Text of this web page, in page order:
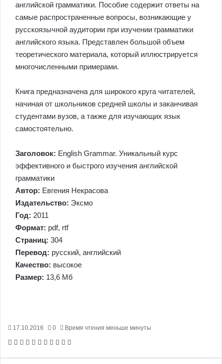
английской грамматики. Пособие содержит ответы на
самые распространенные вопросы, возникающие у
русскоязычной аудитории при изучении грамматики
английского языка. Представлен большой объем
теоретического материала, который иллюстрируется
многочисленными примерами.
Книга предназначена для широкого круга читателей,
начиная от школьников средней школы и заканчивая
студентами вузов, а также для изучающих язык
самостоятельно.
Заголовок: English Grammar. Уникальный курс
эффективного и быстрого изучения английской
грамматики
Автор: Евгения Некрасова
Издательство: Эксмо
Год: 2011
Формат: pdf, rtf
Страниц: 304
Перевод: русский, английский
Качество: высокое
Размер: 13,6 Мб
17.10.2016 0 Время чтения меньше минуты
Facebook
X Pinterest
Вконтакте
Одноклассники
Messenger
Messenger
WhatsApp
Telegram
Viber